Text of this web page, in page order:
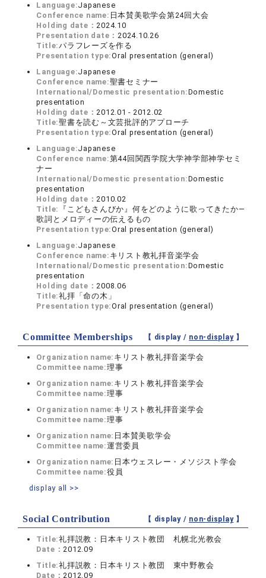
Language:Japanese
Conference name: 日本賛美歌学会第24回大会
Holding date：2024.10
Presentation date：2024.10.26
Title:パラフレーズを作る
Presentation type:Oral presentation (general)
Language:Japanese
Conference name:聖書セミナー
International/Domestic presentation:Domestic
presentation
Holding date：2012.01 - 2012.02
Title:聖書を読む～文芸批評的アプローチ
Presentation type:Oral presentation (general)
Language:Japanese
Conference name:第44回関西学院大学神学部神学セミ
ナー
International/Domestic presentation:Domestic
presentation
Holding date：2010.02
Title:
『こどもさんびか』何をどのように歌ってきたか―
歌詞とメロディーの伝えるもの
Presentation type:Oral presentation (general)
Language:Japanese
Conference name: キリスト教礼拝音楽学会
International/Domestic presentation:Domestic
presentation
Holding date：2008.06
Title:礼拝「命の木」
Presentation type:Oral presentation (general)
Committee Memberships 【 display / non-display】
Organization name: キリスト教礼拝音楽学会
Committee name:理事
Organization name: キリスト教礼拝音楽学会
Committee name:理事
Organization name: キリスト教礼拝音楽学会
Committee name:理事
Organization name: 日本賛美歌学会
Committee name:運営委員
Organization name: 日本ウェスレー・メソジスト学会
Committee name:役員
display all >>
Social Contribution 【 display / non-display】
Title:礼拝説教：日本キリスト教団 札幌北光教会
Date：2012.09
Title:礼拝説教：日本キリスト教団 東中野教会
Date：2012.09